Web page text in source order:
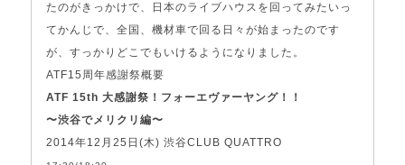
たのがきっかけで、日本のライブハウスを回ってみたいっ
てかんじで、全国、機材車で回る日々が始まったのです
が、すっかりどこでもいけるようになりました。
ATF15周年感謝祭概要
ATF 15th 大感謝祭！フォーエヴァーヤング！！
〜渋谷でメリクリ編〜
2014年12月25日(木) 渋谷CLUB QUATTRO